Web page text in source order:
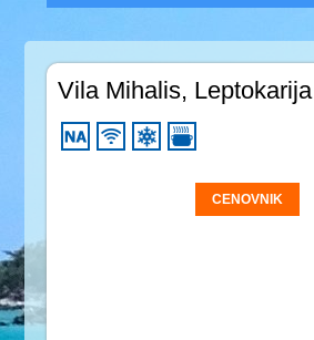
Vila Mihalis, Leptokarija
CENOVNIK